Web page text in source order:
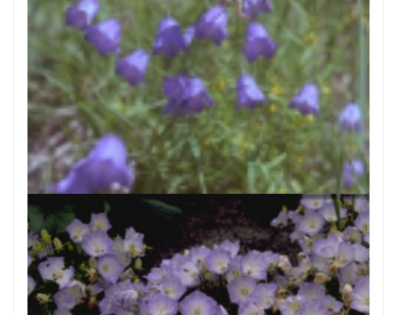
Grasklokje
Campanula rotundifolia